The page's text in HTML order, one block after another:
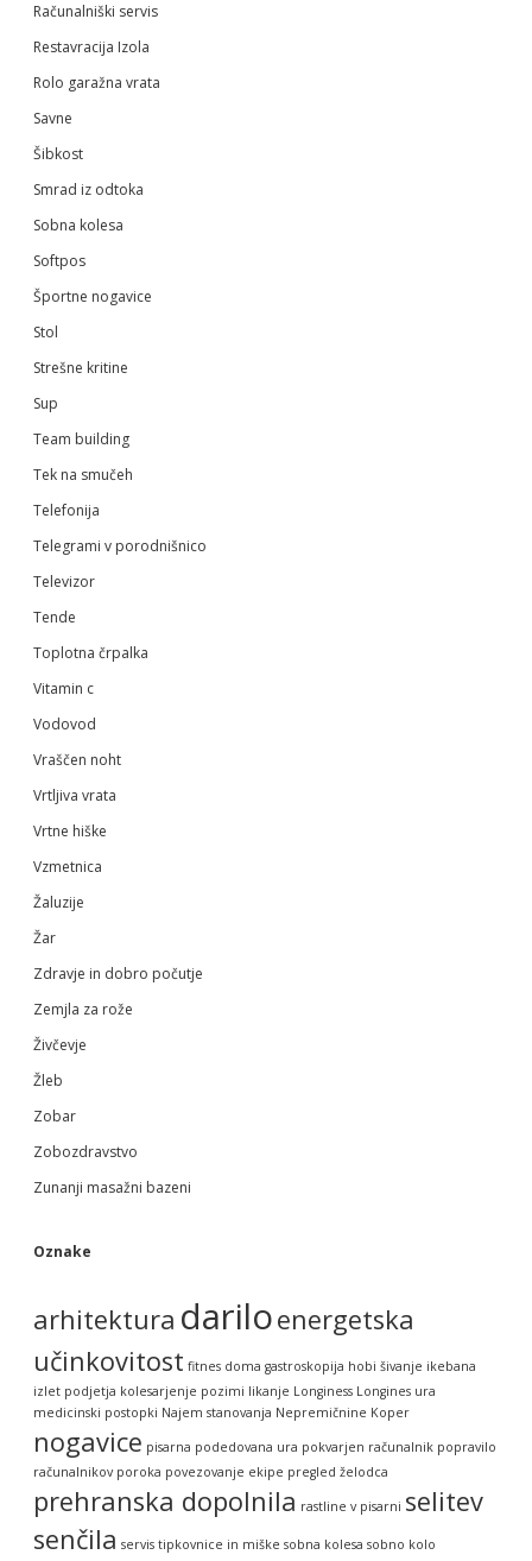
Računalniški servis
Restavracija Izola
Rolo garažna vrata
Savne
Šibkost
Smrad iz odtoka
Sobna kolesa
Softpos
Športne nogavice
Stol
Strešne kritine
Sup
Team building
Tek na smučeh
Telefonija
Telegrami v porodnišnico
Televizor
Tende
Toplotna črpalka
Vitamin c
Vodovod
Vraščen noht
Vrtljiva vrata
Vrtne hiške
Vzmetnica
Žaluzije
Žar
Zdravje in dobro počutje
Zemjla za rože
Živčevje
Žleb
Zobar
Zobozdravstvo
Zunanji masažni bazeni
Oznake
arhitektura dariloenergetska
učinkovitost fitnes doma gastroskopija hobi šivanje ikebana
izlet podjetja kolesarjenje pozimi likanje Longiness Longines ura
medicinski postopki Najem stanovanja Nepremičnine Koper
nogavice pisarna podedovana ura pokvarjen računalnik popravilo
računalnikov poroka povezovanje ekipe pregled želodca
prehranska dopolnila rastline v pisarni selitev
senčila servis tipkovnice in miške sobna kolesa sobno kolo